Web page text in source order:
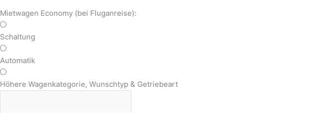
Mietwagen Economy (bei Fluganreise):
Schaltung
Automatik
Höhere Wagenkategorie, Wunschtyp & Getriebeart